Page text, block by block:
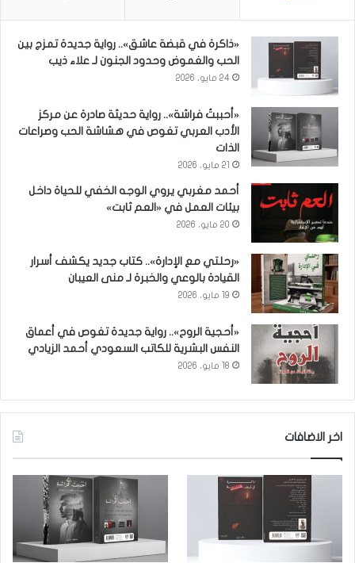
«ذاكرة في قبضة عاشق».. رواية جديدة تمزج بين
الحب والغموض وحدود الجنون لـ علاء ذيب
24 مايو، 2026
«أحببتُ فراشة».. رواية حديثة صادرة عن مركز
الأدب العربي تغوص في هشاشة الحب وصراعات
الذات
21 مايو، 2026
أحمد مغربي يروي الوجه الخفي للحياة داخل
بيئات العمل في «العم ثابت»
20 مايو، 2026
«رحلتي مع الإدارة».. كتاب جديد يكشف أسرار
القيادة بالوعي والخبرة لـ منى العيبان
19 مايو، 2026
«أحجية الروح».. رواية جديدة تغوص في أعماق
النفس البشرية للكاتب السعودي أحمد الزيادي
18 مايو، 2026
اخر الاضافات